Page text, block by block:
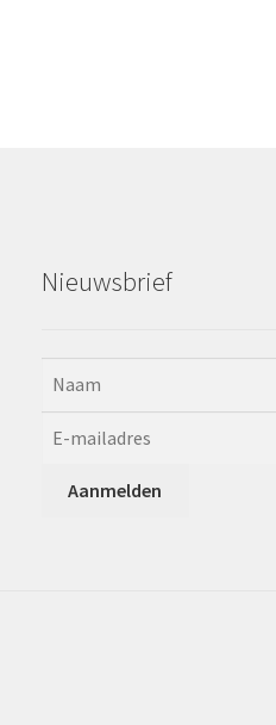
Nieuwsbrief